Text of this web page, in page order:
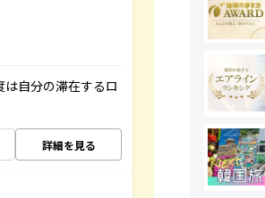
自分の滞在するロ
詳細を見る